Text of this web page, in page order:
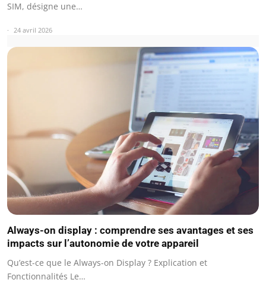
SIM, désigne une…
24 avril 2026
Always-on display : comprendre ses avantages et ses
impacts sur l’autonomie de votre appareil
Qu’est-ce que le Always-on Display ? Explication et
Fonctionnalités Le…